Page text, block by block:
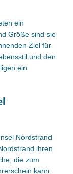
ein
Größe sind sie
Ziel für
und den
ein
Nordstrand
ihren
die zum
kann